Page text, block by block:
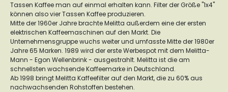
Tassen Kaffee man auf einmal erhalten kann. Filter der Größe "1x4"
können also vier Tassen Kaffee produzieren.
Mitte der 1960er Jahre brachte Melitta außerdem eine der ersten
elektrischen Kaffeemaschinen auf den Markt. Die
Unternehmensgruppe wuchs weiter und umfasste Mitte der 1980er
Jahre 65 Marken. 1989 wird der erste Werbespot mit dem Melitta-
Mann - Egon Wellenbrink - ausgestrahlt. Melitta ist die am
schnellsten wachsende Kaffeemarke in Deutschland.
Ab 1998 bringt Melitta Kaffeefilter auf den Markt, die zu 60% aus
nachwachsenden Rohstoffen bestehen.